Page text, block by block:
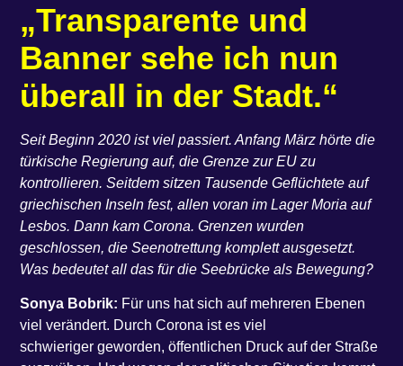
„Transparente und
Banner sehe ich nun
überall in der Stadt.“
Seit Beginn 2020 ist viel passiert. Anfang März hörte die
türkische Regierung auf, die Grenze zur EU zu
kontrollieren. Seitdem sitzen Tausende Geflüchtete auf
griechischen Inseln fest, allen voran im Lager Moria auf
Lesbos. Dann kam Corona. Grenzen wurden
geschlossen, die Seenotrettung komplett ausgesetzt.
Was bedeutet all das für die Seebrücke als Bewegung?
Sonya Bobrik: Für uns hat sich auf mehreren Ebenen
viel verändert. Durch Corona ist es viel
schwieriger geworden, öffentlichen Druck auf der Straße